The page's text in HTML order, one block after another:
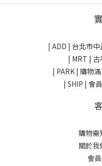
| ADD | 台北市
| MRT |
| PARK | 購物
| SHIP | 會
購物需
關於我
會